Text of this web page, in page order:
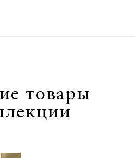
товары